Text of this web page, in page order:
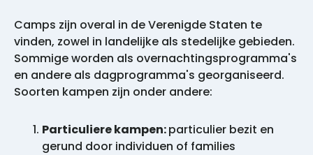
Camps zijn overal in de Verenigde Staten te
vinden, zowel in landelijke als stedelijke gebieden.
Sommige worden als overnachtingsprogramma's
en andere als dagprogramma's georganiseerd.
Soorten kampen zijn onder andere:
Particuliere kampen:particulier bezit en
gerund door individuen of families